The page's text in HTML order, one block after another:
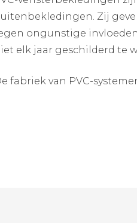
Zij
ongunstige
elk jaar geschilderd te
fabriek van PVC-